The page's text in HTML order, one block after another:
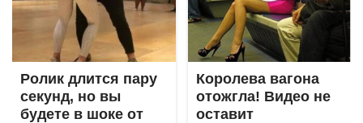
Ролик длится пару
секунд, но вы
будете в шоке от
Королева вагона
отожгла! Видео не
оставит